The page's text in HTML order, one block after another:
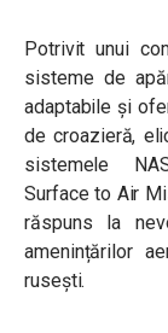
Potrivit unui
sisteme de
adaptabile și
de croazieră,
sistemele
Surface to Air
răspuns la
amenințărilor
rusești.